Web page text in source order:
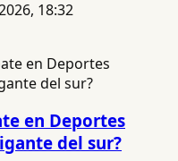
18:32
en Deportes
del sur?